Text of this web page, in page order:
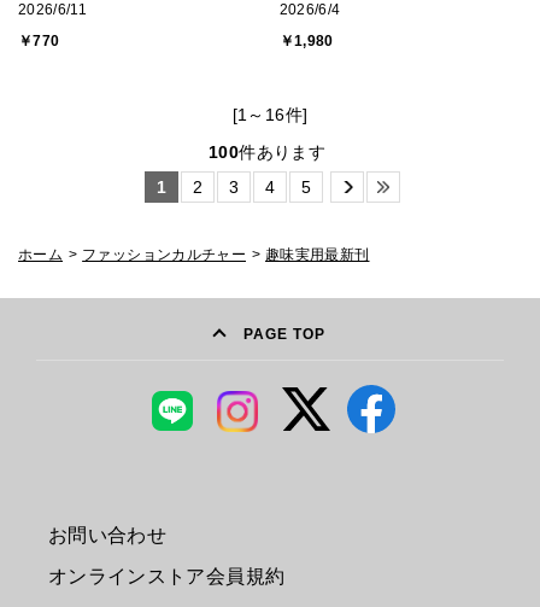
2026/6/11
￥770
2026/6/4
￥1,980
[1～16件]
100件あります
1
2 3 4 5
ホーム > ファッションカルチャー > 趣味実用最新刊
PAGE TOP
お問い合わせ
オンラインストア会員規約